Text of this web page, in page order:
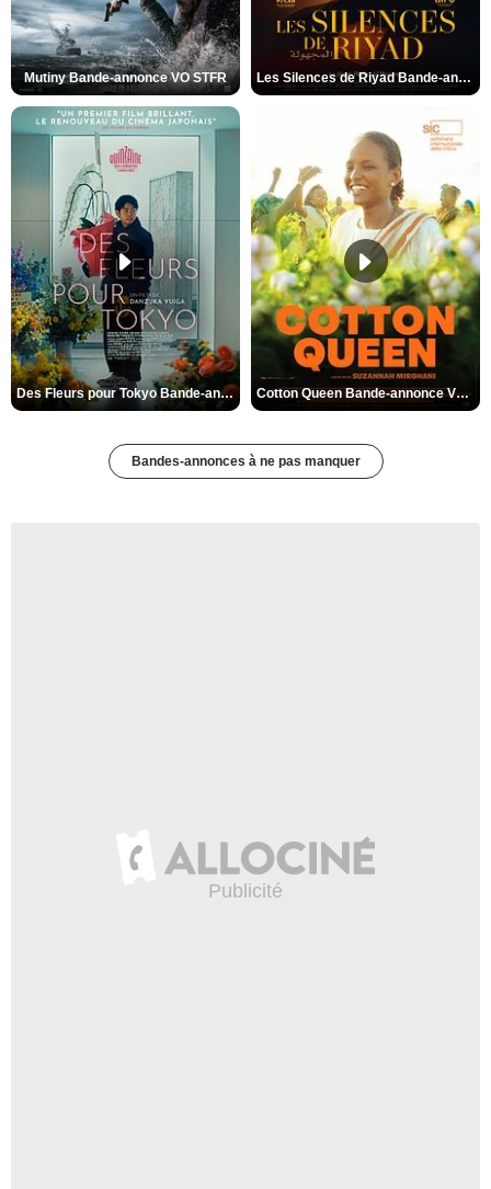
Mutiny Bande-annonce VO STFR Les Silences de Riyad Bande-annonce VO STFR
Des Fleurs pour Tokyo Bande-annonce VO STFR Cotton Queen Bande-annonce VO STFR
Bandes-annonces à ne pas manquer